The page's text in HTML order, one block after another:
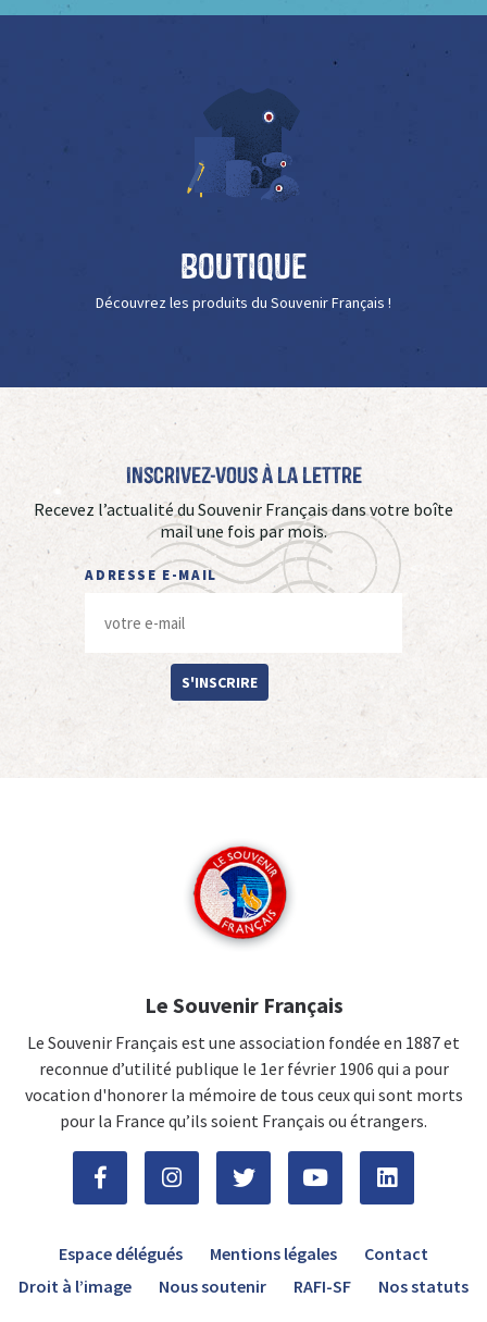
Boutique
Découvrez les produits du Souvenir Français !
Inscrivez-vous à La Lettre
Recevez l’actualité du Souvenir Français dans votre boîte
mail une fois par mois.
ADRESSE E-MAIL
S'INSCRIRE
Le Souvenir Français
Le Souvenir Français est une association fondée en 1887 et
reconnue d’utilité publique le 1er février 1906 qui a pour
vocation d'honorer la mémoire de tous ceux qui sont morts
pour la France qu’ils soient Français ou étrangers.
Espace délégués Mentions légales
Contact
Droit à l’image
Nous soutenir RAFI-SF Nos statuts